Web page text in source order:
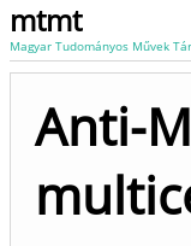
mtmt
Magyar Tudományos Művek
Anti-